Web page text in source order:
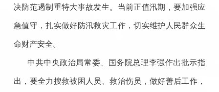
决防范遏制重特大事故发生。当前正值汛期，要加强应
急值守，扎实做好防汛救灾工作，切实维护人民群众生
命财产安全。
中共中央政治局常委、国务院总理李强作出批示指
出，要全力搜救被困人员、救治伤员，做好善后工作，